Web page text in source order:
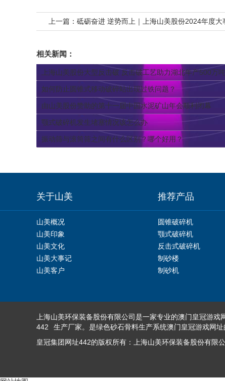
上一篇： 砥砺奋进 逆势而上｜上海山美股份2024年度大
相关新闻：
上海山美股份大型反击破 反击破工艺助力湖北年产500万吨
如何防止圆锥式移动破碎站出现过铁问题？
由山美股份赞助的第十一届中国水泥矿山年会顺利闭幕
颚式破碎机发生堵塞情况该怎么办
振动筛与滚筒筛之间有什么区别？哪个好用？
关于山美 推荐产品
山美概况
山美印象
山美文化
山美大事记
山美客户
圆锥破碎机
颚式破碎机
反击式破碎机
制砂楼
制砂机
上海山美环保装备股份有限公司是一家专业的澳门皇冠游戏
442
生产厂家。是绿色砂石骨料生产系统澳门皇冠游戏网
皇冠集团网址442的版权所有：上海山美环保装备股份有限